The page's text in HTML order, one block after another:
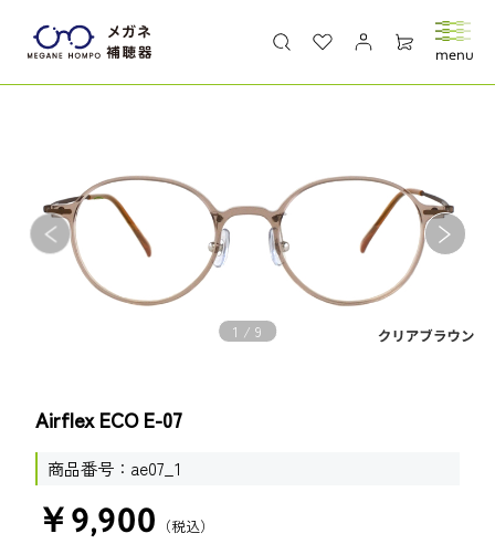
1 / 9
Airflex ECO E-07
商品番号 ae07_1
￥9,900 （税込）